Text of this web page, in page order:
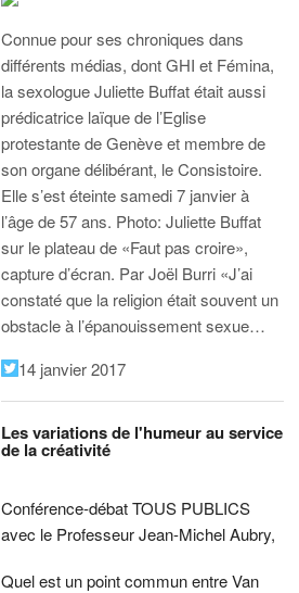
Connue pour ses chroniques dans
différents médias, dont GHI et Fémina,
la sexologue Juliette Buffat était aussi
prédicatrice laïque de l’Eglise
protestante de Genève et membre de
son organe délibérant, le Consistoire.
Elle s’est éteinte samedi 7 janvier à
l’âge de 57 ans. Photo: Juliette Buffat
sur le plateau de «Faut pas croire»,
capture d’écran. Par Joël Burri «J’ai
constaté que la religion était souvent un
obstacle à l’épanouissement sexue…
14 janvier 2017
Les variations de l'humeur au service
de la créativité
Conférence-débat TOUS PUBLICS
avec le Professeur Jean-Michel Aubry,
Quel est un point commun entre Van